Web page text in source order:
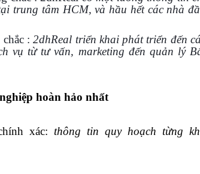
trung tâm HCM, và hầu hết các nhà
chắc :2dhReal triển khai phát triển đến
vụ từ tư vấn, marketing đến quản lý
hoàn hảo nhất
xác: thông tin quy hoạch từng